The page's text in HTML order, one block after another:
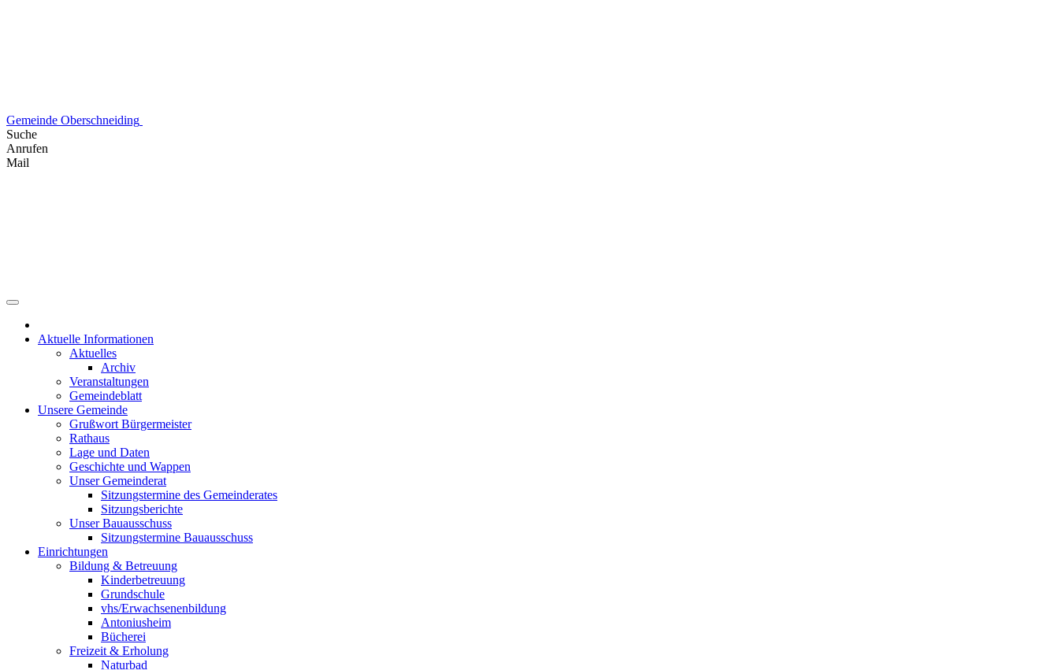
Gemeinde Oberschneiding
Suche
Anrufen
Mail
Aktuelle Informationen
Aktuelles
Archiv
Veranstaltungen
Gemeindeblatt
Unsere Gemeinde
Grußwort Bürgermeister
Rathaus
Lage und Daten
Geschichte und Wappen
Unser Gemeinderat
Sitzungstermine des Gemeinderates
Sitzungsberichte
Unser Bauausschuss
Sitzungstermine Bauausschuss
Einrichtungen
Bildung & Betreuung
Kinderbetreuung
Grundschule
vhs/Erwachsenenbildung
Antoniusheim
Bücherei
Freizeit & Erholung
Naturbad